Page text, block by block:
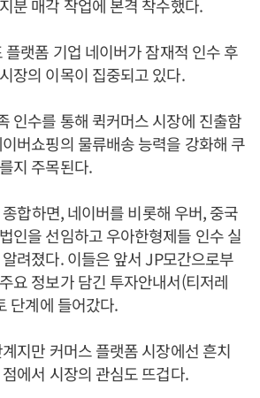
분 매각 작업에 본격 착수했다.
플랫폼 기업 네이버가 잠재적 인수 후
장의 이목이 집중되고 있다.
인수를 통해 퀵커머스 시장에 진출함
버쇼핑의 물류배송 능력을 강화해 쿠
지 주목된다.
합하면, 네이버를 비롯해 우버, 중국
인을 선임하고 우아한형제들 인수 실
려졌다. 이들은 앞서 JP모간으로부
요 정보가 담긴 투자안내서(티저레
단계에 들어갔다.
지만 커머스 플랫폼 시장에선 흔치
에서 시장의 관심도 뜨겁다.